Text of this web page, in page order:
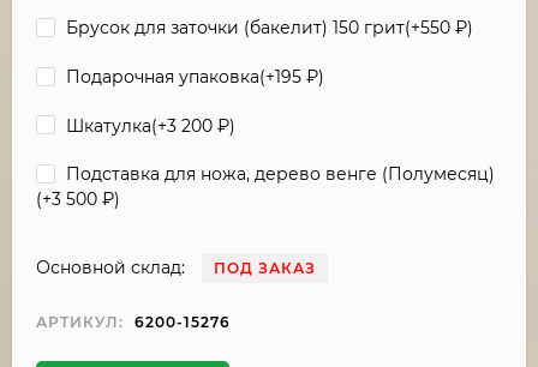
Брусок для заточки (бакелит) 150 грит(+550 ₽)
Подарочная упаковка(+195 ₽)
Шкатулка(+3 200 ₽)
Подставка для ножа, дерево венге (Полумесяц)
(+3 500 ₽)
Основной склад: ПОД ЗАКАЗ
АРТИКУЛ: 6200-15276